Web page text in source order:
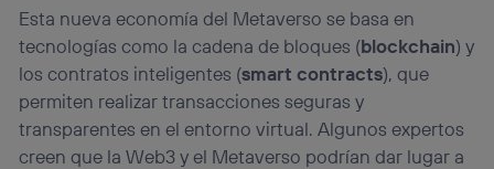
Esta nueva economía del Metaverso se basa en
tecnologías como la cadena de bloques (blockchain) y
los contratos inteligentes (smart contracts), que
permiten realizar transacciones seguras y
transparentes en el entorno virtual. Algunos expertos
creen que la Web3 y el Metaverso podrían dar lugar a